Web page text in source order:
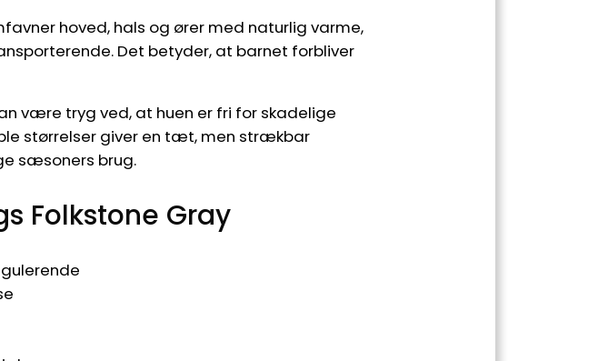
hoved, hals og ører med naturlig varme,
Det betyder, at barnet forbliver
være tryg ved, at huen er fri for skadelige
størrelser giver en tæt, men strækbar
sæsoners brug.
Folkstone Gray